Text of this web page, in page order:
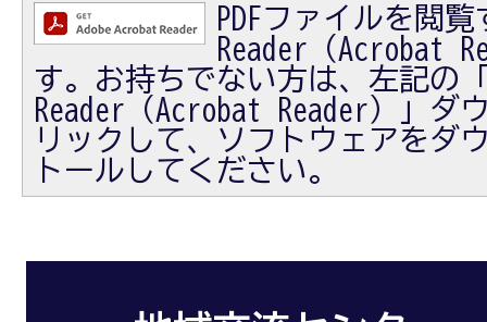
PDFファイルを閲
Reader（Acrobat
す。お持ちでない方は、左記の
Reader（Acrobat Reader）」ダ
リックして、ソフトウェアをダ
トールしてください。